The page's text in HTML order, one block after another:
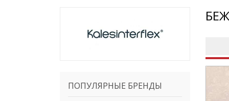
ПОПУЛЯРНЫЕ БРЕНДЫ